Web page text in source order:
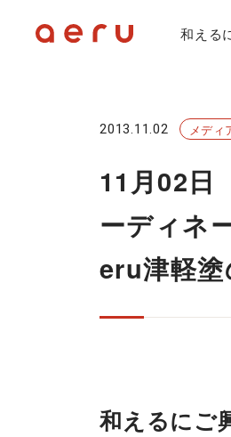
和える
2013.11.02 メディ
11月02日
ーディネ
eru津軽塗
和えるにご